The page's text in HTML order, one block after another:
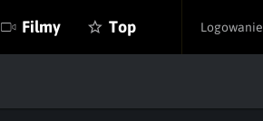
Logowanie
Filmy Top